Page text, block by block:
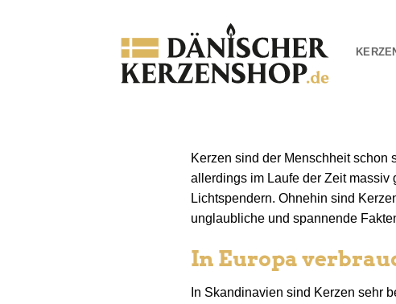
Kerzen sind der Menschheit schon
allerdings im Laufe der Zeit massiv
Lichtspendern. Ohnehin sind
unglaubliche und spannende
In Europa
In Skandinavien sind Kerzen sehr